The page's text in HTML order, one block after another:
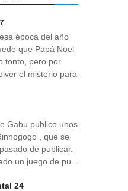
época del año
que Papá Noel
tonto, pero por
el misterio para
Gabu publico unos
, que se
de publicar.
un juego de pu...
24